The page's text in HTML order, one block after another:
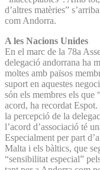
d’altres matèries”
com Andorra.
A les Nacions Unides
En el marc de la 78a
delegació andorrana ha
moltes amb països
suport en aquestes
són els membres els que
acord, ha recordat Espot.
la percepció de la
l’acord d’associació té
Especialment per part
Malta i els bàltics, que
“sensibilitat especial”